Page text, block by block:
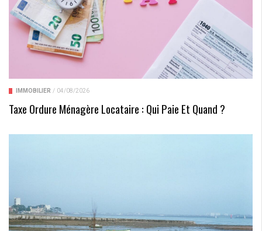
IMMOBILIER / 04/08/2026
Taxe Ordure Ménagère Locataire : Qui Paie Et Quand ?